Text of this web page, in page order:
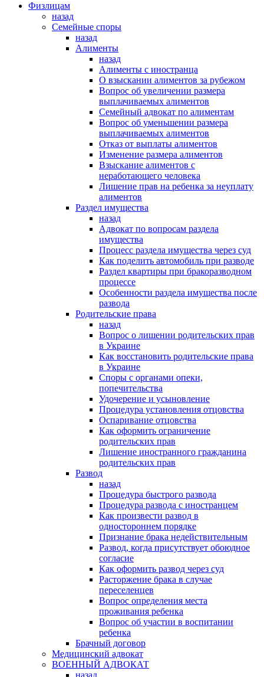
Физлицам
назад
Семейные споры
назад
Алименты
назад
Алименты с иностранца
О взыскании алиментов за рубежом
Вопрос об увеличении размера
выплачиваемых алиментов
Семейный адвокат по алиментам
Вопрос об уменьшении размера
выплачиваемых алиментов
Отказ от выплаты алиментов
Изменение размера алиментов
Взыскание алиментов с
неработающего человека
Лишение прав на ребенка за неуплату
алиментов
Раздел имущества
назад
Адвокат по вопросам раздела
имущества
Процесс раздела имущества через суд
Как поделить автомобиль при разводе
Раздел квартиры при бракоразводном
процессе
Особенности раздела имущества после
развода
Родительские права
назад
Вопрос о лишении родительских прав
в Украине
Как восстановить родительские права
в Украине
Споры с органами опеки,
попечительства
Удочерение и усыновление
Процедура установления отцовства
Оспаривание отцовства
Как оформить ограничение
родительских прав
Лишение иностранного гражданина
родительских прав
Развод
назад
Процедура быстрого развода
Процедура развода с иностранцем
Как произвести развод в
одностороннем порядке
Признание брака недействительным
Развод, когда присутствует обоюдное
согласие
Как оформить развод через суд
Расторжение брака в случае
переселенцев
Вопрос определения места
проживания ребенка
Вопрос об участии в воспитании
ребенка
Брачный договор
Медицинский адвокат
ВОЕННЫЙ АДВОКАТ
назад